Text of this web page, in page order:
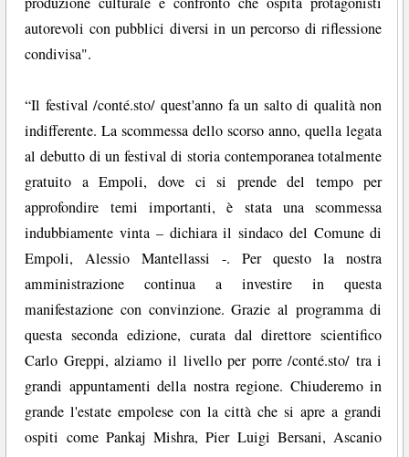
autorevoli con pubblici diversi in un percorso di riflessione
condivisa".
“Il festival /conté.sto/ quest'anno fa un salto di qualità non
indifferente. La scommessa dello scorso anno, quella legata
al debutto di un festival di storia contemporanea totalmente
gratuito a Empoli, dove ci si prende del tempo per
approfondire temi importanti, è stata una scommessa
indubbiamente vinta – dichiara il sindaco del Comune di
Empoli, Alessio Mantellassi -. Per questo la nostra
amministrazione continua a investire in questa
manifestazione con convinzione. Grazie al programma di
questa seconda edizione, curata dal direttore scientifico
Carlo Greppi, alziamo il livello per porre /conté.sto/ tra i
grandi appuntamenti della nostra regione. Chiuderemo in
grande l'estate empolese con la città che si apre a grandi
ospiti come Pankaj Mishra, Pier Luigi Bersani, Ascanio